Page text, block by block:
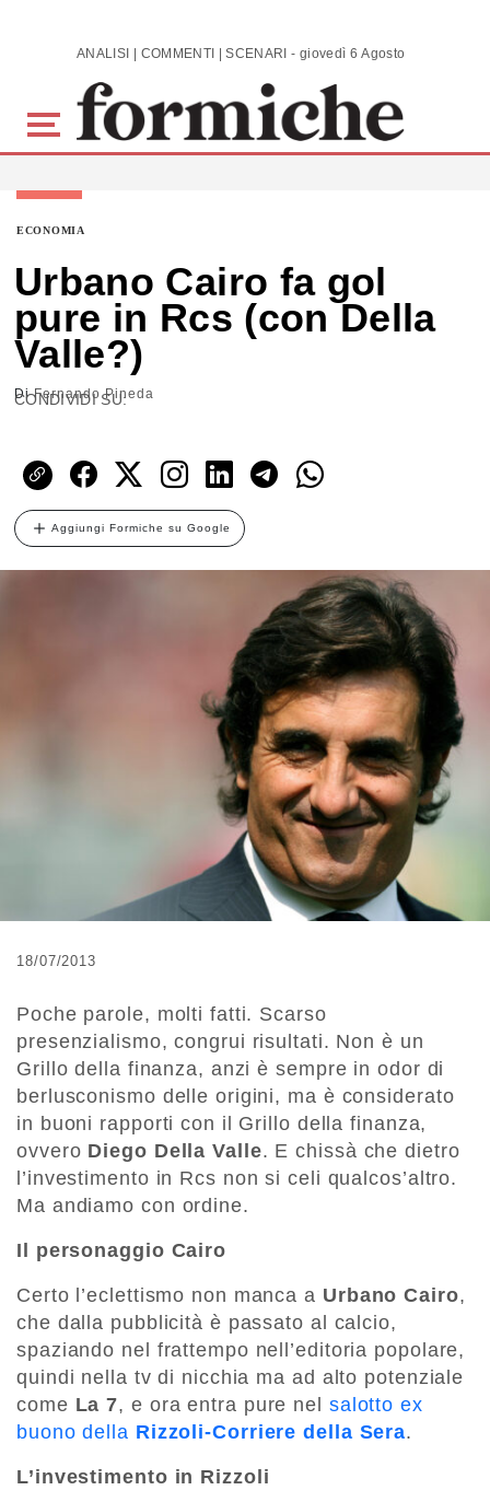
Skip to main content ANALISI | COMMENTI | SCENARI - giovedì 6 Agosto 2026
ECONOMIA
Urbano Cairo fa gol
pure in Rcs (con Della
Valle?)
DiFernando Pineda
CONDIVIDI SU:
Aggiungi Formiche su Google
18/07/2013
Poche parole, molti fatti. Scarso
presenzialismo, congrui risultati. Non è un
Grillo della finanza, anzi è sempre in odor di
berlusconismo delle origini, ma è considerato
in buoni rapporti con il Grillo della finanza,
ovvero Diego Della Valle. E chissà che dietro
l’investimento in Rcs non si celi qualcos’altro.
Ma andiamo con ordine.
Il personaggio Cairo
Certo l’eclettismo non manca a Urbano Cairo,
che dalla pubblicità è passato al calcio,
spaziando nel frattempo nell’editoria popolare,
quindi nella tv di nicchia ma ad alto potenziale
come La 7, e ora entra pure nel salotto ex
buono della Rizzoli-Corriere della Sera.
L’investimento in Rizzoli